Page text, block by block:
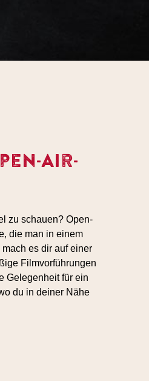
Air-
zu schauen? Open-
die man in einem
es dir auf einer
Filmvorführungen
Gelegenheit für ein
du in deiner Nähe